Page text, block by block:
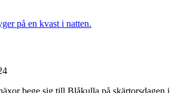
bege sig till Blåkulla på skärtorsdagen i